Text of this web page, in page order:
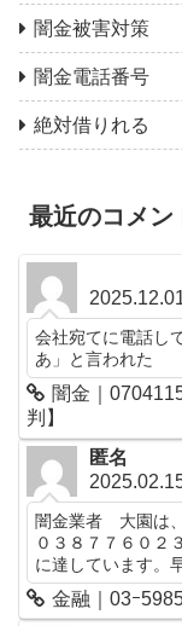
闇金被害対策
闇金電話番号
絶対借りれる
最近のコメン
会社宛てに電話し
あ」と言われた
闇金｜
判】
匿名
闇金業者 大園は
０３８７７６０２
に達しています。
金融｜03ｰ